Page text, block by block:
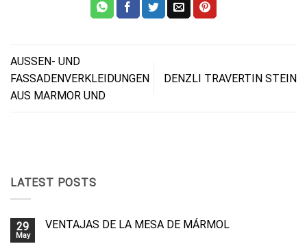
AUSSEN- UND
FASSADENVERKLEIDUNGEN
AUS MARMOR UND
DENZLI TRAVERTIN STEIN
LATEST POSTS
29
May
VENTAJAS DE LA MESA DE MÁRMOL